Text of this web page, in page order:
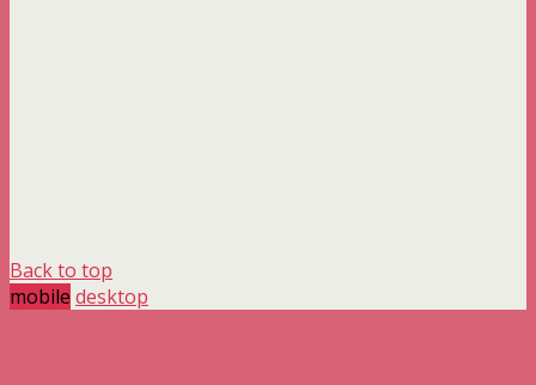
Back to top
mobile desktop